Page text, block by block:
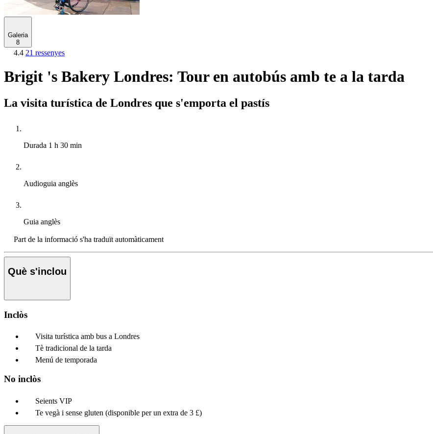
Galeria
8
4.4 21 ressenyes
Brigit 's Bakery Londres: Tour en autobús amb te a la tarda
La visita turística de Londres que s'emporta el pastís
Durada 1 h 30 min
Audioguia anglès
Guia anglès
Part de la informació s'ha traduït automàticament
Què s'inclou
Inclòs
Visita turística amb bus a Londres
Tè tradicional de la tarda
Menú de temporada
No inclòs
Seients VIP
Te vegà i sense gluten (disponible per un extra de 3 £)